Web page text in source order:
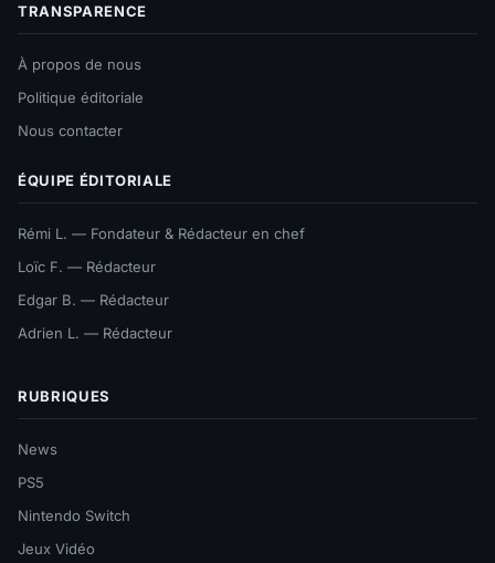
TRANSPARENCE
À propos de nous
Politique éditoriale
Nous contacter
ÉQUIPE ÉDITORIALE
Rémi L. — Fondateur & Rédacteur en chef
Loïc F. — Rédacteur
Edgar B. — Rédacteur
Adrien L. — Rédacteur
RUBRIQUES
News
PS5
Nintendo Switch
Jeux Vidéo